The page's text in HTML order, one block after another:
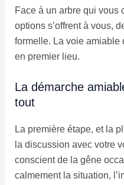
Face à un arbre qui vous
options s’offrent à vous,
formelle. La voie amiable
en premier lieu.
La démarche
tout
La première étape, et la
la discussion avec votre
conscient de la gêne
calmement la situation,